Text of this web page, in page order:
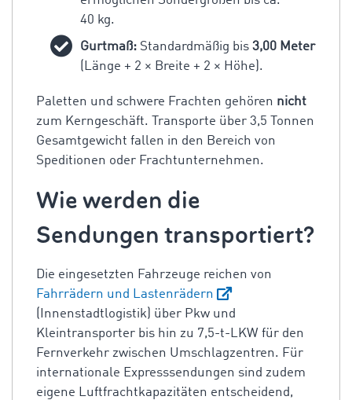
40 kg.
Gurtmaß: Standardmäßig bis 3,00 Meter
(Länge + 2 × Breite + 2 × Höhe).
Paletten und schwere Frachten gehören nicht
zum Kerngeschäft. Transporte über 3,5 Tonnen
Gesamtgewicht fallen in den Bereich von
Speditionen oder Frachtunternehmen.
Wie werden die
Sendungen transportiert?
Die eingesetzten Fahrzeuge reichen von
Fahrrädern und Lastenrädern
(Innenstadtlogistik) über Pkw und
Kleintransporter bis hin zu 7,5-t-LKW für den
Fernverkehr zwischen Umschlagzentren. Für
internationale Expresssendungen sind zudem
eigene Luftfrachtkapazitäten entscheidend,